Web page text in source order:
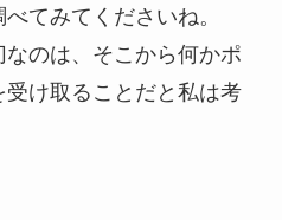
てみてくださいね。
のは、そこから何かポ
け取ることだと私は考